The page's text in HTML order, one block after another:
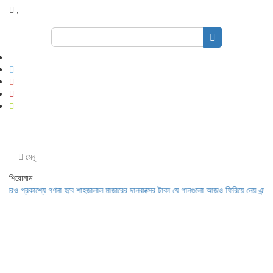
,
Search
মেনু
শিরোনাম
গণনা হবে শাহজালাল মাজারের দানবাক্সের টাকাযে গানগুলো আজও ফিরিয়ে নেয় এন্ড্রু